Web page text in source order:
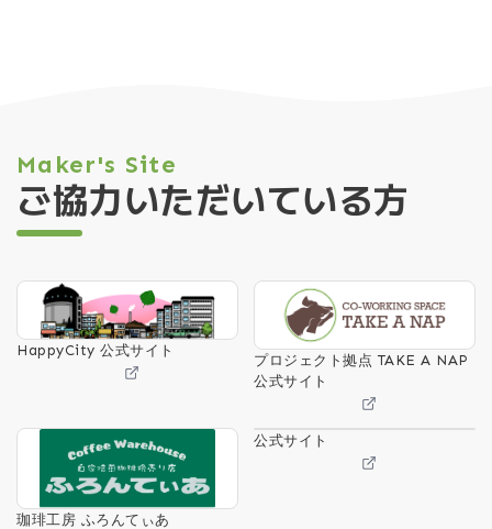
Maker's Site
ご協力いただいている方
HappyCity 公式サイト
プロジェクト拠点 TAKE A NAP
公式サイト
珈琲工房 ふろんてぃあ
公式サイト